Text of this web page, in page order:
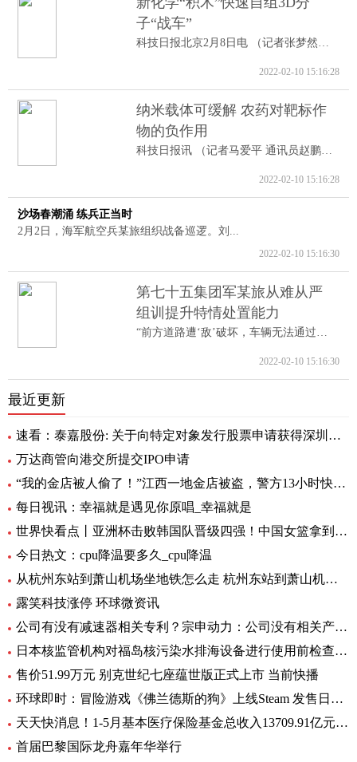
子“战车”
2022-02-10 15:16:28
纳米载体可缓解 农药对靶标作
物的负作用
2022-02-10 15:16:28
沙场春潮涌 练兵正当时
2月2日，海军航空兵某旅组织战备巡逻。刘...
2022-02-10 15:16:30
第七十五集团军某旅从难从严
组训提升特情处置能力
2022-02-10 15:16:30
最近更新
速看：泰嘉股份: 关于向特定对象发行股票申请获得深圳证券交易所上市审核中心审核通过的公告
万达商管向港交所提交IPO申请
“我的金店被人偷了！”江西一地金店被盗，警方13小时快速侦破 每日看点
每日视讯：幸福就是遇见你原唱_幸福就是
世界快看点丨亚洲杯击败韩国队晋级四强！中国女篮拿到世界杯及奥运资格赛席位
今日热文：cpu降温要多久_cpu降温
从杭州东站到萧山机场坐地铁怎么走 杭州东站到萧山机场有地铁 环球要闻
露笑科技涨停 环球微资讯
公司有没有减速器相关专利？宗申动力：公司没有相关产品以及专利
日本核监管机构对福岛核污染水排海设备进行使用前检查_速递
售价51.99万元 别克世纪七座蕴世版正式上市 当前快播
环球即时：冒险游戏《佛兰德斯的狗》上线Steam 发售日期待定
天天快消息！1-5月基本医疗保险基金总收入13709.91亿元，同比增长8.2%
首届巴黎国际龙舟嘉年华举行